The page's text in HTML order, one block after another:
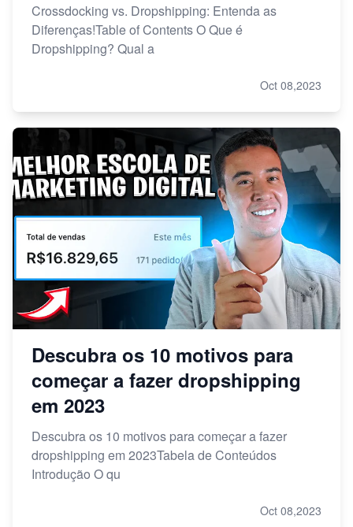
Crossdocking vs. Dropshipping: Entenda as
Diferenças!Table of Contents O Que é
Dropshipping? Qual a
Oct 08,2023
Descubra os 10 motivos para
começar a fazer dropshipping
em 2023
Descubra os 10 motivos para começar a fazer
dropshipping em 2023Tabela de Conteúdos
Introdução O qu
Oct 08,2023